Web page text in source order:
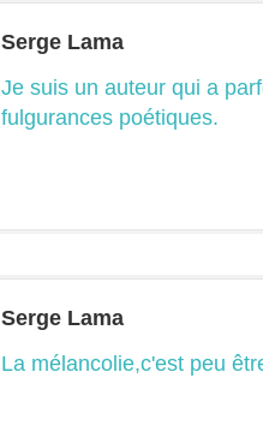
Serge Lama
Je suis un auteur qui a
fulgurances poétiques.
Serge Lama
La mélancolie,c'est peu